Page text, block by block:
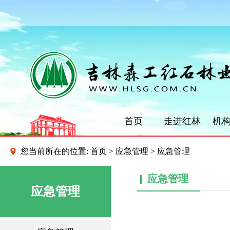
首页 走进红林 机
您当前所在的位置: 首页 > 应急管理 > 应急管理
应急管理
应急管理